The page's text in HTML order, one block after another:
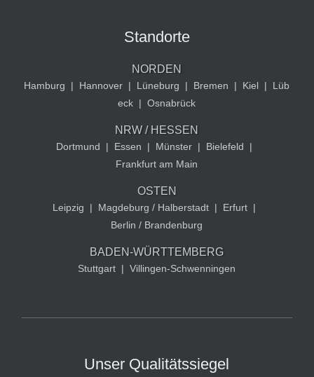
Standorte
NORDEN
Hamburg | Hannover | Lüneburg | Bremen | Kiel |
Lüb
eck | Osnabrück
NRW / HESSEN
Dortmund | Essen | Münster | Bielefeld
|
Frankfurt am Main
OSTEN
Leipzig | Magdeburg / Halberstadt | Erfurt |
Berlin / Brandenburg
BADEN-WÜRTTEMBERG
Stuttgart | Villingen-Schwenningen
Unser Qualitätssiegel